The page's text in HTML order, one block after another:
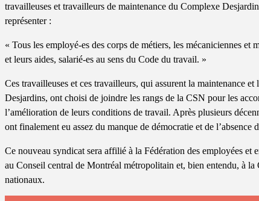
travailleuses et travailleurs de maintenance du Complexe
représenter :
« Tous les employé-es des corps de métiers, les mécaniciennes et
et leurs aides, salarié-es au sens du Code du travail. »
Ces travailleuses et ces travailleurs, qui assurent la maintenance et
Desjardins, ont choisi de joindre les rangs de la CSN pour les
l’amélioration de leurs conditions de travail. Après plusieurs
ont finalement eu assez du manque de démocratie et de l’absence
Ce nouveau syndicat sera affilié à la Fédération des employées et
au Conseil central de Montréal métropolitain et, bien entendu, à la
nationaux.